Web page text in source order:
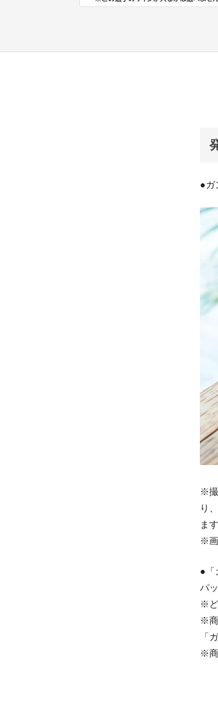
●ガ
※撮
り
ま
※画
●「
パ
※ど
※商
「
※商